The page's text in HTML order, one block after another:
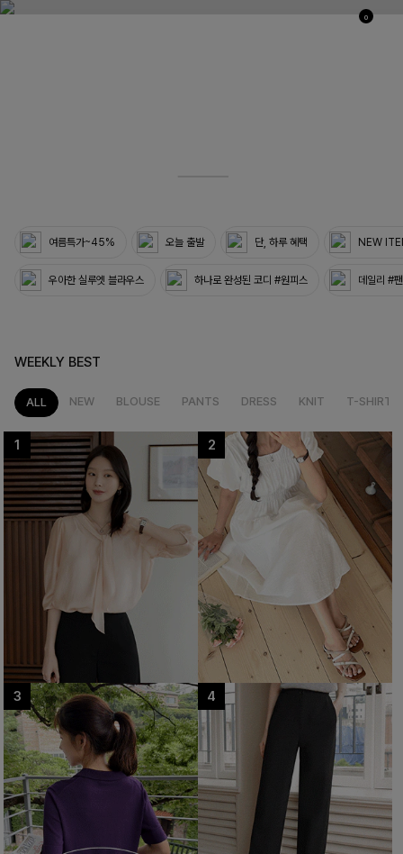
0
여름특가~45% 오늘 출발 단, 하루 혜택 NEW
우아한 실루엣 블라우스 하나로 완성된 코디 #원피스 데일리 #
WEEKLY BEST
ALL NEW BLOUSE PANTS DRESS KNIT T-SHIRT